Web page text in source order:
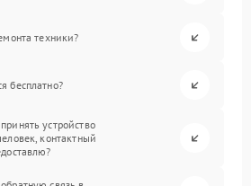
техники?
бесплатно?
устройство
контактный